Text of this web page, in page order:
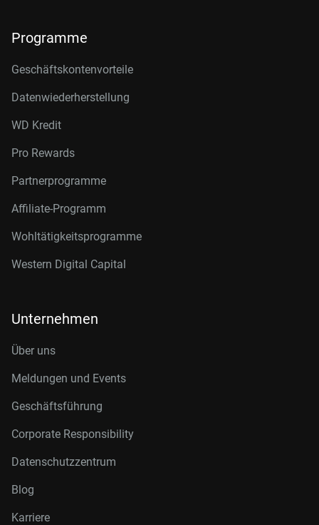
Programme
Geschäftskontenvorteile
Datenwiederherstellung
WD Kredit
Pro Rewards
Partnerprogramme
Affiliate-Programm
Wohltätigkeitsprogramme
Western Digital Capital
Unternehmen
Über uns
Meldungen und Events
Geschäftsführung
Corporate Responsibility
Datenschutzzentrum
Blog
Karriere